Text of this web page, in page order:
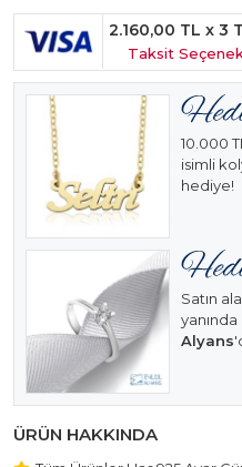
2.160,00 TL x 3
Taksit
10.000
isimli
hediye!
Satın
Alyans
ÜRÜN HAKKINDA